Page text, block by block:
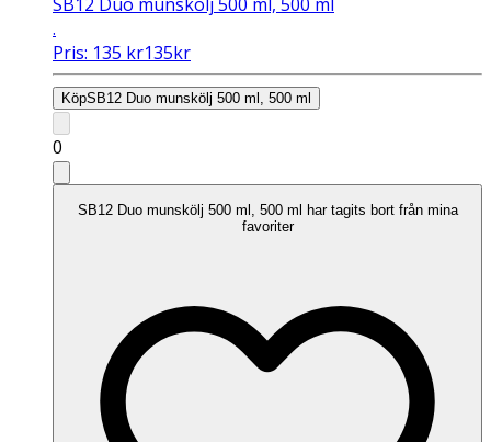
.
Pris: 135 kr135kr
KöpSB12 Duo munskölj 500 ml, 500 ml
0
SB12 Duo munskölj 500 ml, 500 ml har tagits bort från mina
favoriter